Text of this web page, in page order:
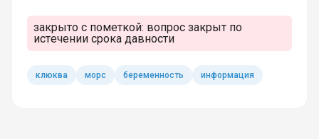
закрыто с пометкой: вопрос закрыт по
истечении срока давности
клюква морс беременность информация